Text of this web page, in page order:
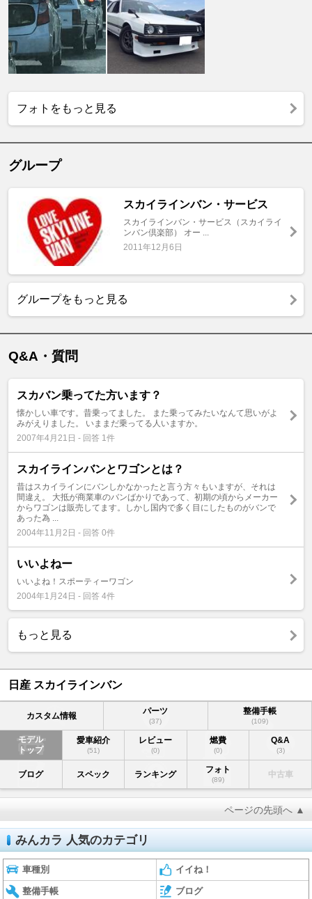
フォトをもっと見る
グループ
スカイラインバン・サービス
スカイラインバン・サービス（スカイライ
ンバン倶楽部） オー ...
2011年12月6日
グループをもっと見る
Q&A・質問
スカバン乗ってた方います？
懐かしい車です。昔乗ってました。 また乗ってみたいなんて思いがよ
みがえりました。 いままだ乗ってる人いますか。
2007年4月21日 - 回答 1件
スカイラインバンとワゴンとは？
昔はスカイラインにバンしかなかったと言う方々もいますが、それは
間違え。 大抵が商業車のバンばかりであって、初期の頃からメーカー
からワゴンは販売してます。しかし国内で多く目にしたものがバンで
あった為 ...
2004年11月2日 - 回答 0件
いいよねー
いいよね！スポーティーワゴン
2004年1月24日 - 回答 4件
もっと見る
日産 スカイラインバン
カスタム情報 パーツ
(37)
整備手帳
(109)
モデル
トップ
愛車紹介
(51)
レビュー
(0)
燃費
(0)
Q&A
(3)
ブログ スペック ランキング フォト
(89)
中古車
ページの先頭へ ▲
みんカラ 人気のカテゴリ
車種別 イイね！
整備手帳 ブログ